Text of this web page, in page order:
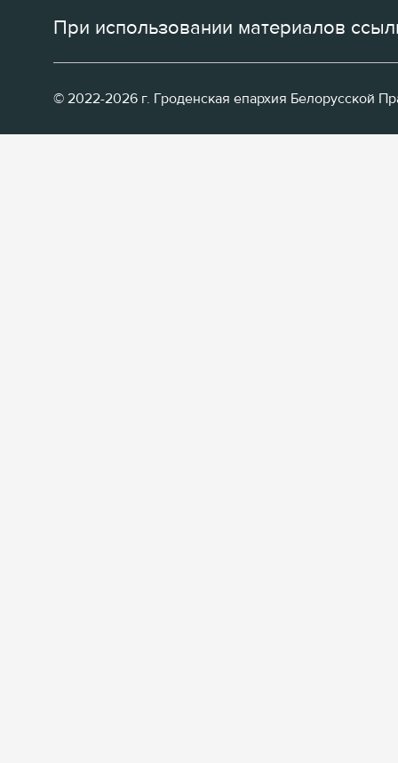
При использовании материалов
© 2022-2026 г. Гроденская епархия Белорусской